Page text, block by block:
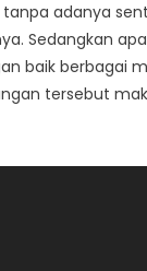
adanya
Sedangkan
baik berbagai
tersebut